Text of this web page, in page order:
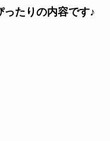
たりの内容です♪